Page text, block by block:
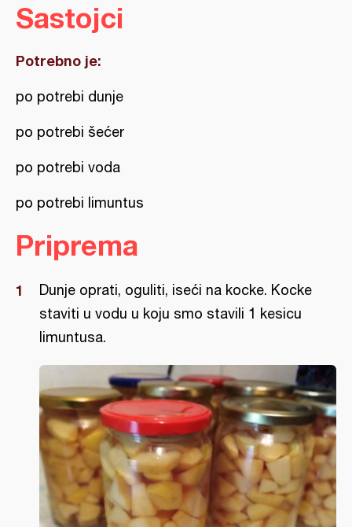
Sastojci
Potrebno je:
po potrebi dunje
po potrebi šećer
po potrebi voda
po potrebi limuntus
Priprema
Dunje oprati, oguliti, iseći na kocke. Kocke
staviti u vodu u koju smo stavili 1 kesicu
limuntusa.